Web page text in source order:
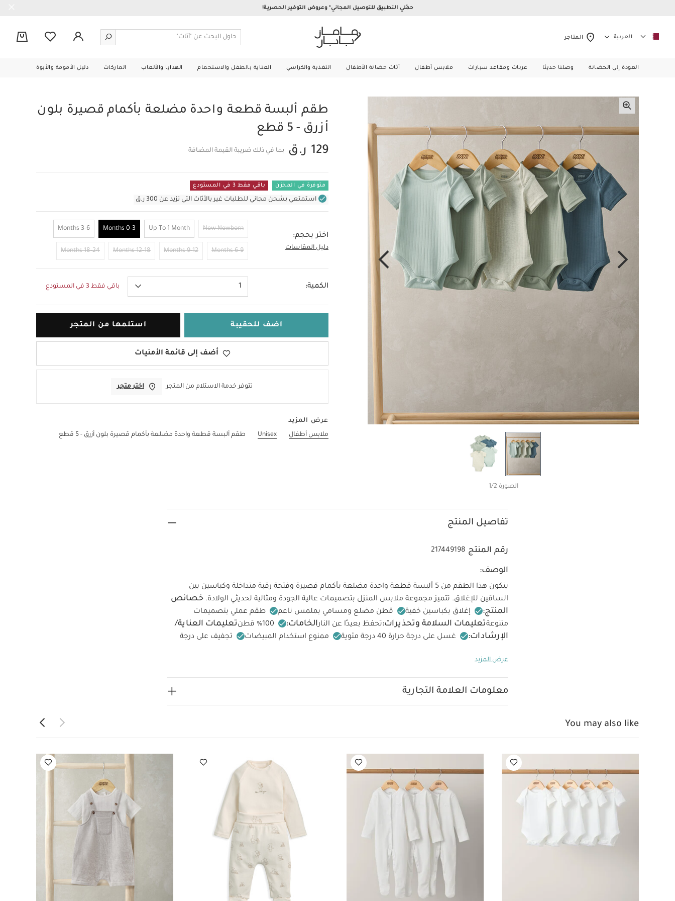
حمّلي التطبيق للتوصيل المجاني* وعروض التوفير الحصرية!
العربية المتاجر
العودة إلى الحضانة وصلنا حديثا عربات ومقاعد سيارات ملابس أطفال أثاث حضانة الأطفال التغذية والكراسي العناية بالطفل والاستحمام الهدايا والألعاب الماركات دليل الأمومة والأبوة
الصورة 1/2
طقم ألبسة قطعة واحدة مضلعة بأكمام قصيرة بلون
أزرق - 5 قطع
129 ر.ق
بما في ذلك ضريبة القيمة المضافة
متوفرة في المخزن باقي فقط 3 في المستودع
استمتعي بشحن مجاني للطلبات غير بالأثاث التي تزيد عن 300 ر.ق
اختر بحجم:
دليل المقاسات
New Newborn
Up To 1 Month
0-3 Months
3-6 Months
6-9 Months
9-12 Months
12-18 Months
18-24 Months 0-3 Months
الكمية: 1 باقي فقط 3 في المستودع
اضف للحقيبة استلمها من المتجر
أضف إلى قائمة الأمنيات
تتوفر خدمة الاستلام من المتجر اختر متجر
عرض المزيد
ملابس أطفال
Unisex طقم ألبسة قطعة واحدة مضلعة بأكمام قصيرة بلون أزرق - 5 قطع
تفاصيل المنتج
رقم المنتج 217449198
الوصف:
يتكون هذا الطقم من 5 ألبسة قطعة واحدة مضلعة بأكمام قصيرة وفتحة رقبة متداخلة وكباسين بين
الساقين للإغلاق. تتميز مجموعة ملابس المنزل بتصميمات عالية الجودة ومثالية لحديثي الولادة. خصائص
المنتج:
إغلاق بكباسين خفية قطن مضلع ومسامي بملمس ناعم
طقم عملي بتصميمات
متنوعةتعليمات السلامة وتحذيرات:تحفظ بعيدًا عن النارالخامات: 100‏%‏‏ قطن
تعليمات العناية/
الإرشادات:
غسل على درجة حرارة 40 درجة مئوية ممنوع استخدام المبيضات
تجفيف على درجة
كيّ على الجانب الداخلي
سوت، قطعتين
مهد محمول فاردو - أسود (EU)
عرض المزيد
معلومات العلامة التجارية
You may also like